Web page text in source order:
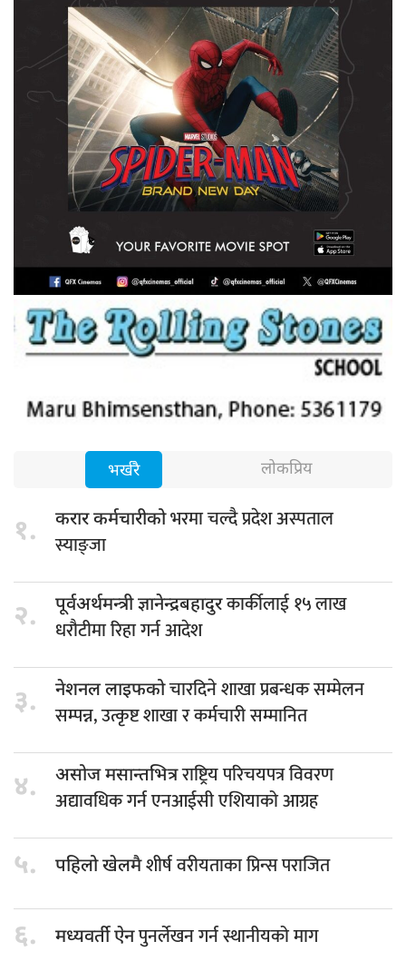
भर्खरै लोकप्रिय
१. करार कर्मचारीकोभरमा चल्दै प्रदेश अस्पताल
स्याङ्जा
२. पूर्वअर्थमन्त्री ज्ञानेन्द्रबहादुरकार्कीलाई १५ लाख
धरौटीमा रिहा गर्न आदेश
३. नेशनल लाइफकोचारदिने शाखा प्रबन्धक सम्मेलन
सम्पन्न, उत्कृष्ट शाखा र कर्मचारी सम्मानित
४. असोज मसान्तभित्रराष्ट्रिय परिचयपत्र विवरण
अद्यावधिक गर्न एनआईसी एशियाको आग्रह
५. पहिलो खेलमैशीर्ष वरीयताका प्रिन्स पराजित
६. मध्यवर्ती ऐनपुनर्लेखन गर्न स्थानीयको माग